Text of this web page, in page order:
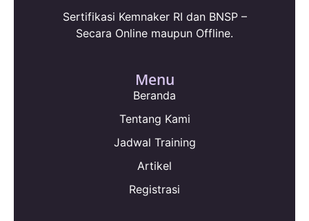
Sertifikasi Kemnaker RI dan BNSP –
Secara Online maupun Offline.
Menu
Beranda
Tentang Kami
Jadwal Training
Artikel
Registrasi